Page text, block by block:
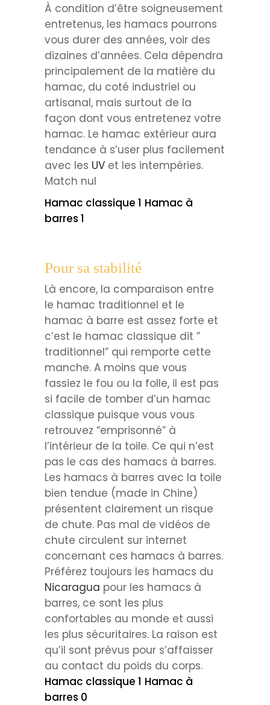
À condition d’être soigneusement
entretenus, les hamacs pourrons
vous durer des années, voir des
dizaines d’années. Cela dépendra
principalement de la matière du
hamac, du coté industriel ou
artisanal, mais surtout de la
façon dont vous entretenez votre
hamac. Le hamac extérieur aura
tendance à s’user plus facilement
avec les UV et les intempéries.
Match nul
Hamac classique 1 Hamac à
barres 1
Pour sa stabilité
Là encore, la comparaison entre
le hamac traditionnel et le
hamac à barre est assez forte et
c’est le hamac classique dit ”
traditionnel” qui remporte cette
manche. A moins que vous
fassiez le fou ou la folle, il est pas
si facile de tomber d’un hamac
classique puisque vous vous
retrouvez “emprisonné” à
l’intérieur de la toile. Ce qui n’est
pas le cas des hamacs à barres.
Les hamacs à barres avec la toile
bien tendue (made in Chine)
présentent clairement un risque
de chute. Pas mal de vidéos de
chute circulent sur internet
concernant ces hamacs à barres.
Préférez toujours les hamacs du
Nicaragua pour les hamacs à
barres, ce sont les plus
confortables au monde et aussi
les plus sécuritaires. La raison est
qu’il sont prévus pour s’affaisser
au contact du poids du corps.
Hamac classique 1 Hamac à
barres 0